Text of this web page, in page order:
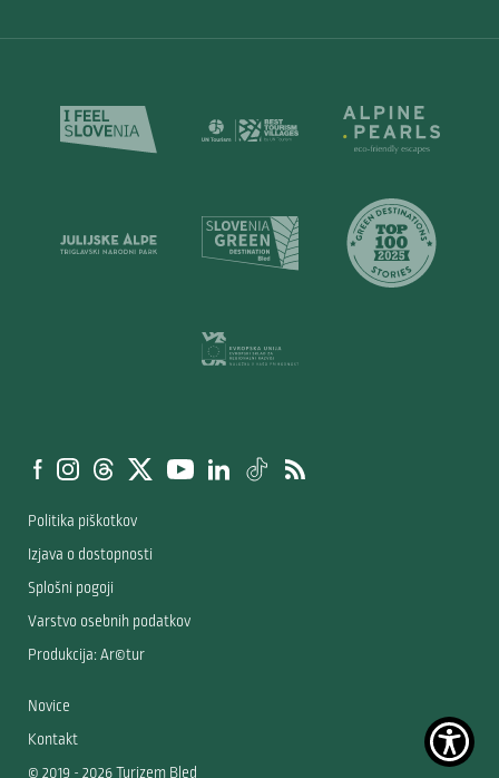
© 2019 - 2026 Turizem Bled
Kontakt
Novice
Politika piškotkov
Izjava o dostopnosti
Splošni pogoji
Varstvo osebnih podatkov
Produkcija: Ar©tur